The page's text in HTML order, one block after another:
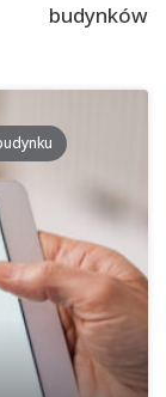
budynków